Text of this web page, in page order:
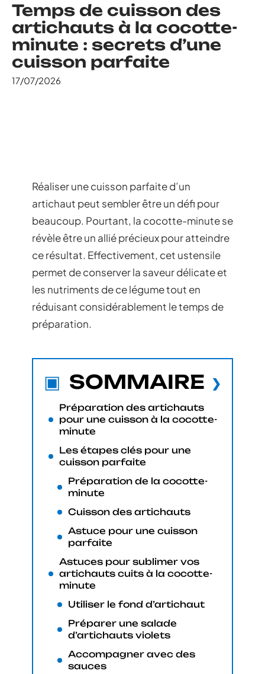
Temps de cuisson des
artichauts à la cocotte-
minute : secrets d’une
cuisson parfaite
17/07/2026
Réaliser une cuisson parfaite d’un
artichaut peut sembler être un défi pour
beaucoup. Pourtant, la cocotte-minute se
révèle être un allié précieux pour atteindre
ce résultat. Effectivement, cet ustensile
permet de conserver la saveur délicate et
les nutriments de ce légume tout en
réduisant considérablement le temps de
préparation.
SOMMAIRE
Préparation des artichauts
pour une cuisson à la cocotte-
minute
Les étapes clés pour une
cuisson parfaite
Préparation de la cocotte-
minute
Cuisson des artichauts
Astuce pour une cuisson
parfaite
Astuces pour sublimer vos
artichauts cuits à la cocotte-
minute
Utiliser le fond d’artichaut
Préparer une salade
d’artichauts violets
Accompagner avec des
sauces